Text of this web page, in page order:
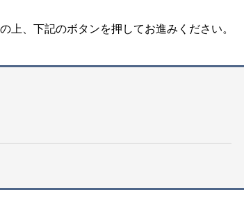
上、下記のボタンを押してお進みください。